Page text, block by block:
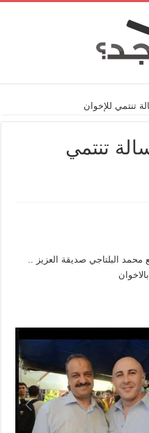
تنتمي للإخوان
تنتمي
البلتاجي صديقة العزيز ..